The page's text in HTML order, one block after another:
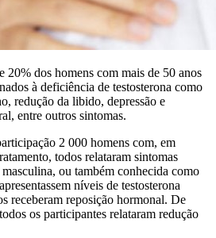
20% dos homens com mais de 50 anos
à deficiência de testosterona como
redução da libido, depressão e
entre outros sintomas.
2 000 homens com, em
todos relataram sintomas
masculina, ou também conhecida como
níveis de testosterona
receberam reposição hormonal. De
os participantes relataram redução